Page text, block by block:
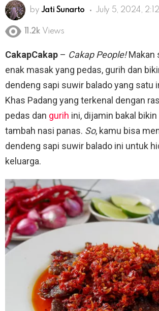
by Jati Sunarto July 5, 2024,
11.2k Views
CakapCakap – Cakap People!Makan
enak masak yang pedas, gurih dan
dendeng sapi suwir balado yang satu
Khas Padang yang terkenal dengan
pedas dan gurih ini, dijamin bakal
tambah nasi panas. So, kamu bisa
dendeng sapi suwir balado ini untuk
keluarga.